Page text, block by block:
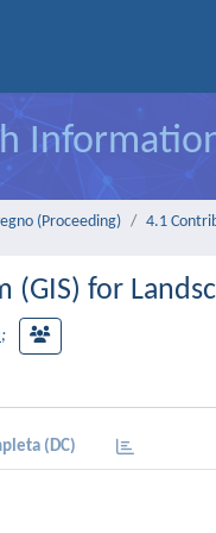
(Proceeding) 4.1
(GIS) for
;
(DC)